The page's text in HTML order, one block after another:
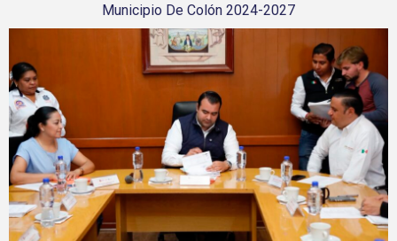
Municipio De Colón 2024-2027